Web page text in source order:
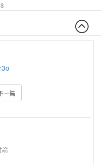
一篇
論